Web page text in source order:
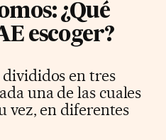
¿Qué
escoger?
en tres
una de las cuales
vez, en diferentes